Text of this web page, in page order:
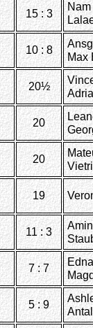
15 : 3
10 : 8
Max
20½
20
20
19
11 : 3
7 : 7
5 : 9